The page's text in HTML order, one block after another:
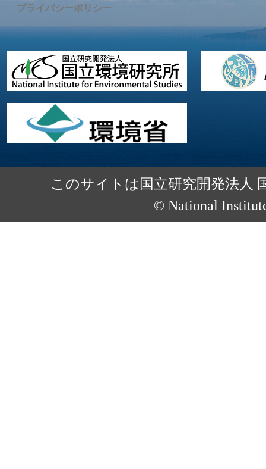
プライバシーポリシー
このサイトは国立研究開発法人
© National